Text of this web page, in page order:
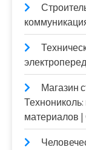
Магазин
материалов |